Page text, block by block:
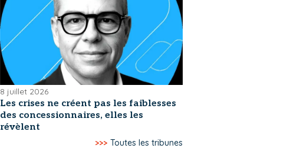
8 juillet 2026
Les crises ne créent pas les faiblesses
des concessionnaires, elles les
révèlent
>>> Toutes les tribunes